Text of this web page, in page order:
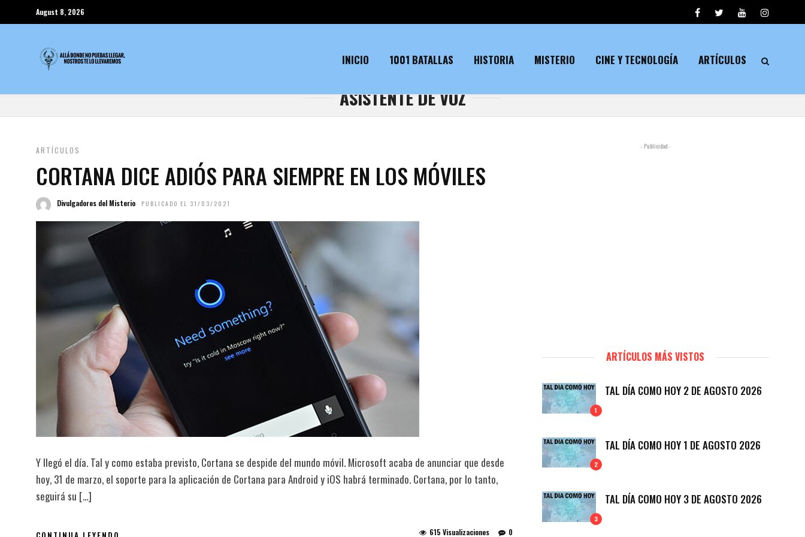
August 8, 2026
INICIO 1001 BATALLAS HISTORIA MISTERIO CINE Y TECNOLOGÍA ARTÍCULOS
ASISTENTE DE VOZ
ARTÍCULOS
CORTANA DICE ADIÓS PARA SIEMPRE EN LOS MÓVILES
Divulgadores del Misterio PUBLICADO EL 31/03/2021
Y llegó el día. Tal y como estaba previsto, Cortana se despide del mundo móvil. Microsoft acaba de anunciar que desde
hoy, 31 de marzo, el soporte para la aplicación de Cortana para Android y iOS habrá terminado. Cortana, por lo tanto,
seguirá su […]
0
615 Visualizaciones
- Publicidad -
ARTÍCULOS MÁS VISTOS
1
TAL DÍA COMO HOY 2 DE AGOSTO 2026
2
TAL DÍA COMO HOY 1 DE AGOSTO 2026
3
TAL DÍA COMO HOY 3 DE AGOSTO 2026